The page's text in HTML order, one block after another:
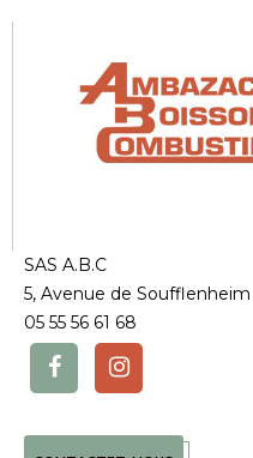
SAS A.B.C
5, Avenue de Soufflenheim
05 55 56 61 68